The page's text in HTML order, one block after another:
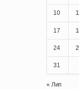
10
17
24
31
« Лип